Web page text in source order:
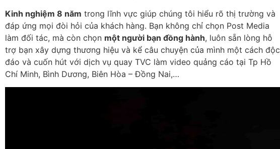
Kinh nghiệm 8 năm trong lĩnh vực giúp chúng tôi hiểu rõ thị trường và
đáp ứng mọi đòi hỏi của khách hàng. Bạn không chỉ chọn Post Media
làm đối tác, mà còn chọn một người bạn đồng hành, luôn sẵn lòng hỗ
trợ bạn xây dựng thương hiệu và kể câu chuyện của mình một cách độc
đáo và cuốn hút với dịch vụ quay TVC làm video quảng cáo tại Tp Hồ
Chí Minh, Bình Dương, Biên Hòa – Đồng Nai,…